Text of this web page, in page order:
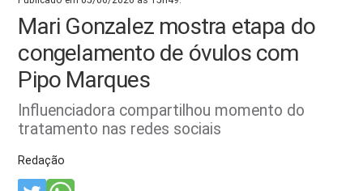
Mari Gonzalez mostra etapa do
congelamento de óvulos com
Pipo Marques
Influenciadora compartilhou momento do
tratamento nas redes sociais
Redação